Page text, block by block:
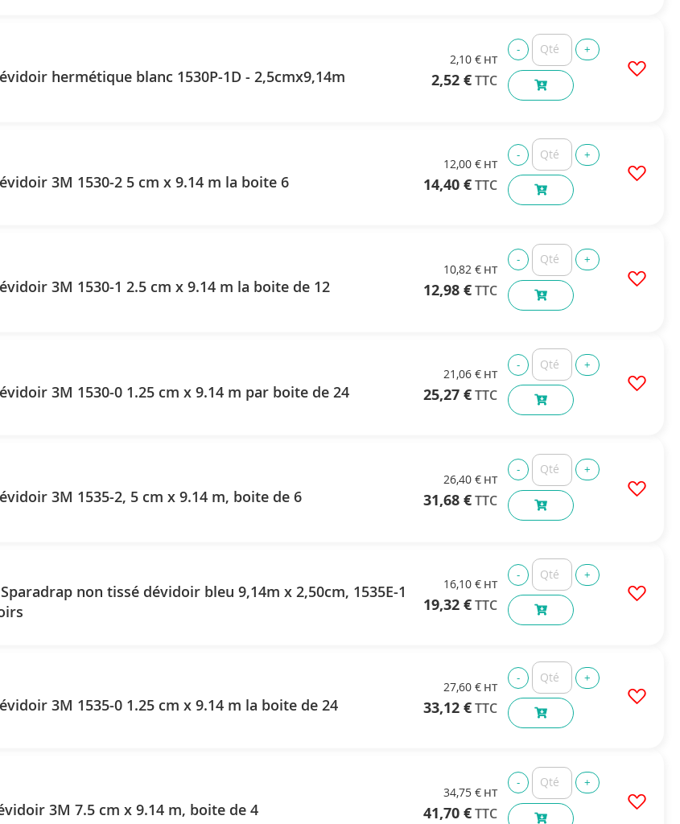
hermétique blanc 1530P-1D - 2,5cmx9,14m
2,10 €
2,52 €
3M 1530-2 5 cm x 9.14 m la boite 6
12,00 €
14,40 €
3M 1530-1 2.5 cm x 9.14 m la boite de 12
10,82 €
12,98 €
3M 1530-0 1.25 cm x 9.14 m par boite de 24
21,06 €
25,27 €
3M 1535-2, 5 cm x 9.14 m, boite de 6
26,40 €
31,68 €
non tissé dévidoir bleu 9,14m x 2,50cm, 1535E-1
16,10 €
19,32 €
3M 1535-0 1.25 cm x 9.14 m la boite de 24
27,60 €
33,12 €
3M 7.5 cm x 9.14 m, boite de 4
34,75 €
41,70 €